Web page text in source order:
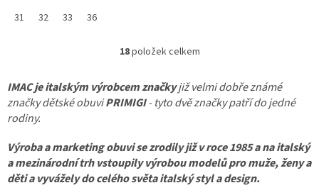
31
32 33 36
O
l
á
d
í
p
r
18položek celkem
IMAC je italským výrobcem značkyjiž velmi dobře známé
značky dětské obuviPRIMIGI- tyto dvě značky patří do jedné
rodiny.
Výroba a marketing obuvi se zrodily již v roce 1985 a na italský
a mezinárodní trh vstoupily výrobou modelů pro muže, ženy a
děti a vyvážely do celého světa italský styl a design.